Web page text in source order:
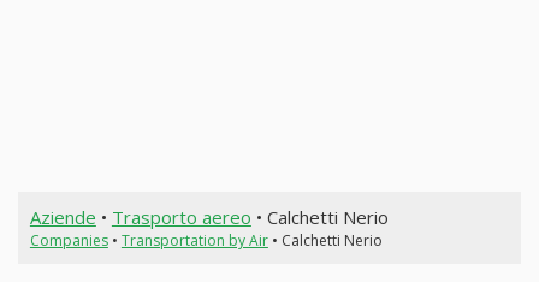
Aziende • Trasporto aereo • Calchetti Nerio
Companies• Transportation by Air• Calchetti Nerio